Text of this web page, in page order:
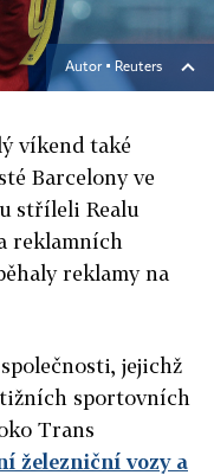
Autor ▪ Reuters
víkend také
Barcelony ve
stříleli Realu
reklamních
reklamy na
jejichž
sportovních
Trans
železniční vozy a